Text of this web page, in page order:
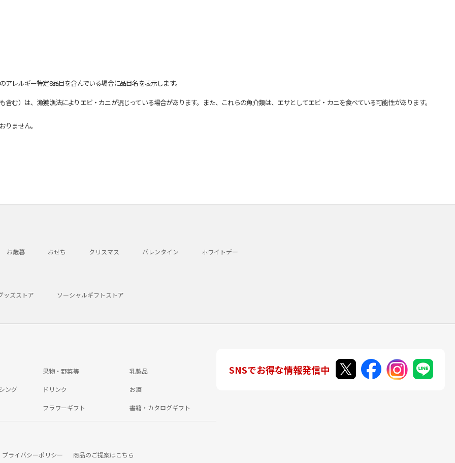
レルギー特定8品目を含んでいる場合に品目名を表示します。
む）は、漁獲漁法によりエビ・カニが混じっている場合があります。また、これらの魚介類は、エサとしてエビ・カニを食べている可能性があります。
ません。
お歳暮 おせち クリスマス バレンタイン ホワイトデー
ッズストア ソーシャルギフトストア
果物・野菜等 乳製品
ング ドリンク お酒
フラワーギフト 書籍・カタログギフト
プライバシーポリシー 商品のご提案はこちら
SNSでお得な情報発信中